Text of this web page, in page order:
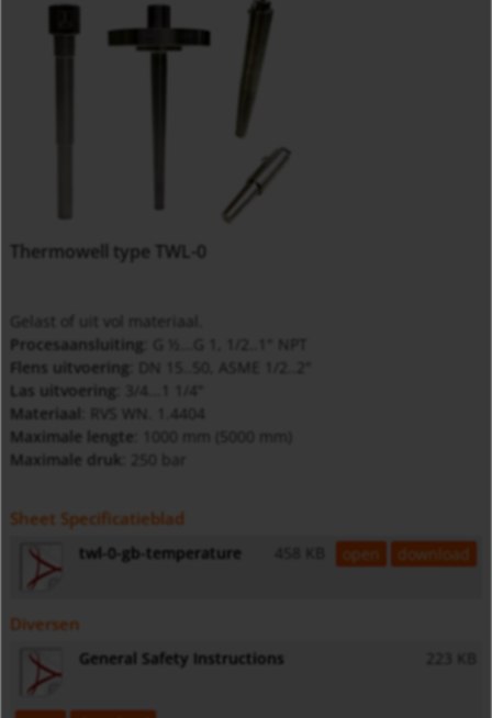
Thermowell type TWL-0
Gelast of uit vol materiaal.
Procesaansluiting
: G ½...G 1, 1/2..1" NPT
Flens uitvoering
: DN 15..50, ASME 1/2..2"
Las uitvoering
: 3/4...1 1/4"
Materiaal
: RVS WN. 1.4404
Maximale lengte
Maximale druk
Sheet Specificatieblad
twl-0-gb-temperature 458 KB open download
Diversen
General Safety Instructions 223 KB